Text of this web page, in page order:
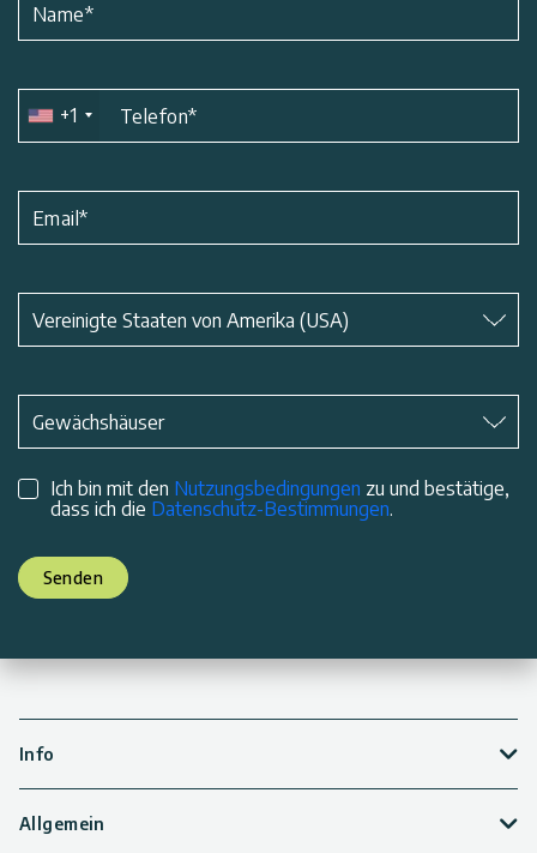
Name*
+1 Telefon*
Email*
Vereinigte Staaten von Amerika (USA)
Gewächshäuser
Ich bin mit den Nutzungsbedingungen zu und bestätige,
dass ich die Datenschutz-Bestimmungen.
Senden
Info
Allgemein